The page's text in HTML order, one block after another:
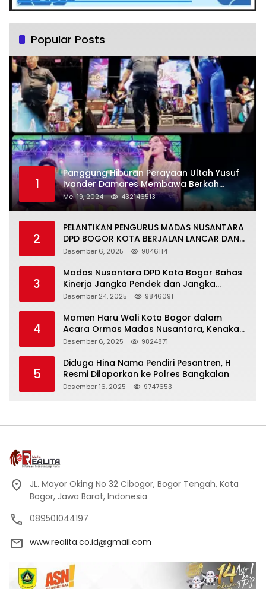
Popular Posts
1
Panggung Hiburan Perayaan Ultah Yusuf
Ivander Damares Membawa Berkah
Warga Kejapanan
Mei 19, 2024 432146513
2
PELANTIKAN PENGURUS MADAS NUSANTARA
DPD BOGOR KOTA BERJALAN LANCAR DAN
KHIDMAT
Desember 6, 2025 9846114
3
Madas Nusantara DPD Kota Bogor Bahas
Kinerja Jangka Pendek dan Jangka
Panjang
Desember 24, 2025 9846091
4
Momen Haru Wali Kota Bogor dalam
Acara Ormas Madas Nusantara, Kenakan
Peci Hitam Tinggi sebagai Simbol
Desember 6, 2025 9824871
5
Diduga Hina Nama Pendiri Pesantren, H
Resmi Dilaporkan ke Polres Bangkalan
Desember 16, 2025 9747653
JL. Mayor Oking No 32 Cibogor, Bogor Tengah, Kota
Bogor, Jawa Barat, Indonesia
089501044197
www.realita.co.id@gmail.com